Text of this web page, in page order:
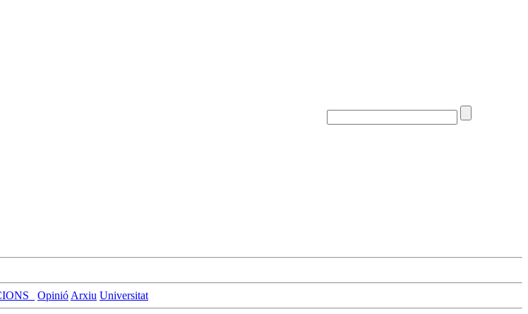
Opinió Arxiu Universitat